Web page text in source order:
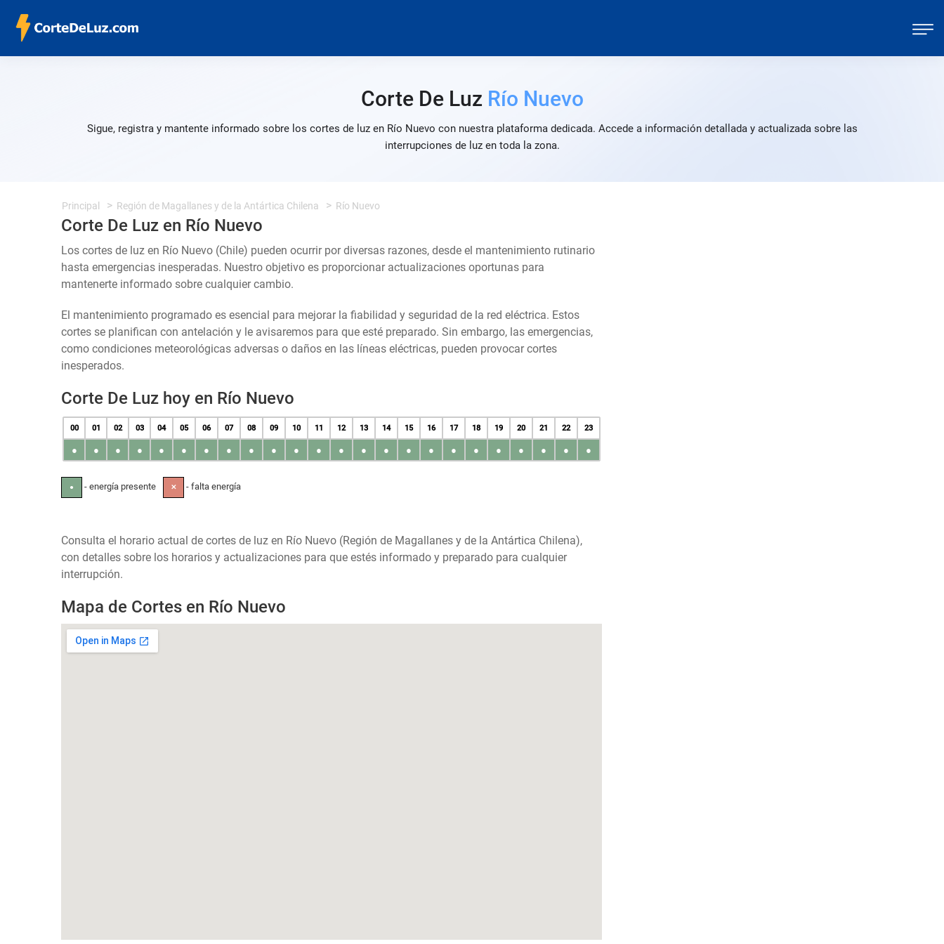
Corte De Luz Río Nuevo
Sigue, registra y mantente informado sobre los cortes de luz en Río Nuevo con nuestra plataforma dedicada. Accede a información detallada y actualizada sobre las
interrupciones de luz en toda la zona.
Principal Región de Magallanes y de la Antártica Chilena Río Nuevo
Corte De Luz en Río Nuevo
Los cortes de luz en Río Nuevo (Chile) pueden ocurrir por diversas razones, desde el mantenimiento rutinario
hasta emergencias inesperadas. Nuestro objetivo es proporcionar actualizaciones oportunas para
mantenerte informado sobre cualquier cambio.
El mantenimiento programado es esencial para mejorar la fiabilidad y seguridad de la red eléctrica. Estos
cortes se planifican con antelación y le avisaremos para que esté preparado. Sin embargo, las emergencias,
como condiciones meteorológicas adversas o daños en las líneas eléctricas, pueden provocar cortes
inesperados.
Corte De Luz hoy en Río Nuevo
00 01 02 03 04 05 06 07 08 09 10 11 12 13 14 15 16 17 18 19 20 21 22 23
● ● ● ● ● ● ● ● ● ● ● ● ● ● ● ● ● ● ● ● ● ● ● ●
● - energía presente ✕ - falta energía
Consulta el horario actual de cortes de luz en Río Nuevo (Región de Magallanes y de la Antártica Chilena),
con detalles sobre los horarios y actualizaciones para que estés informado y preparado para cualquier
interrupción.
Mapa de Cortes en Río Nuevo